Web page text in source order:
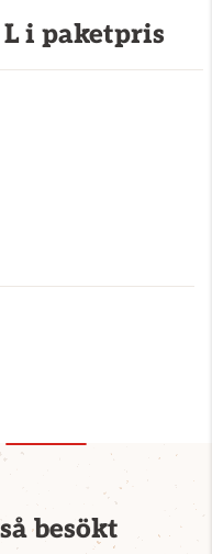
i paketpris
besökt